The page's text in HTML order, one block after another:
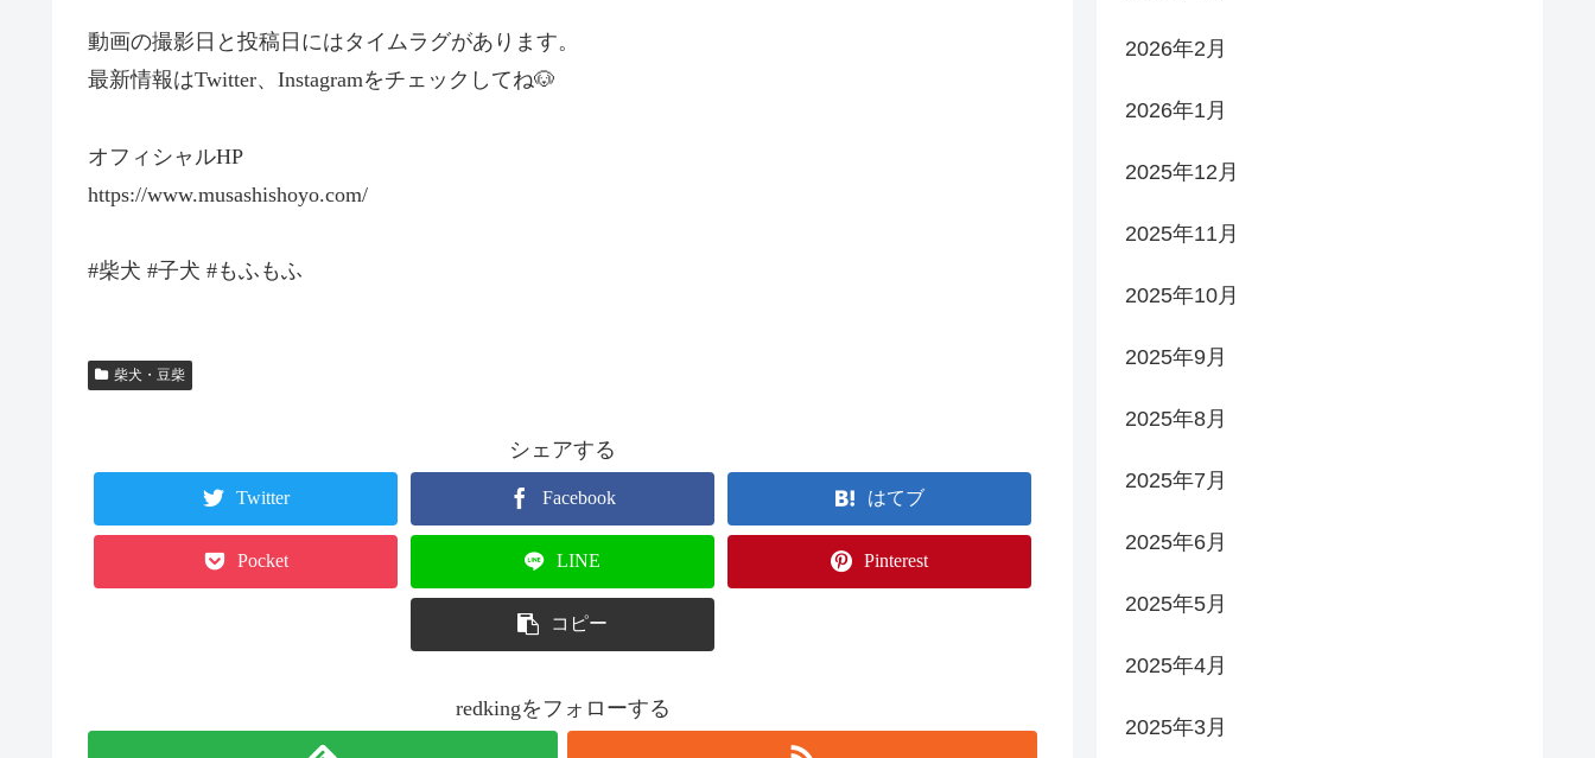
動画の撮影日と投稿日にはタイムラグがあります。
最新情報はTwitter、Instagramをチェックしてね🐶
オフィシャルHP
https://www.musashishoyo.com/
#柴犬 #子犬 #もふもふ
柴犬・豆柴
シェアする
Twitter Facebook はてブ
Pocket LINE Pinterest
コピー
redkingをフォローする
2026年2月
2026年1月
2025年12月
2025年11月
2025年10月
2025年9月
2025年8月
2025年7月
2025年6月
2025年5月
2025年4月
2025年3月